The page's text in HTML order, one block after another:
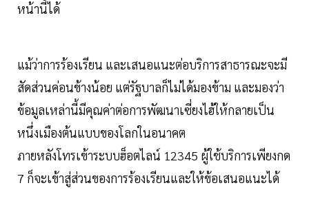
หน้านี้ได้
แม้ว่าการร้องเรียน และเสนอแนะต่อบริการสาธารณะจะมี
สัดส่วนค่อนข้างน้อย แต่รัฐบาลก็ไม่ได้มองข้าม และมองว่า
ข้อมูลเหล่านี้มีคุณค่าต่อการพัฒนาเซี่ยงไฮ้ให้กลายเป็น
หนึ่งเมืองต้นแบบของโลกในอนาคต
ภายหลังโทรเข้าระบบฮ็อตไลน์ 12345 ผู้ใช้บริการเพียงกด
7 ก็จะเข้าสู่ส่วนของการร้องเรียนและให้ข้อเสนอแนะได้